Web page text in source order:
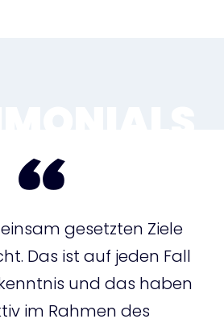
“gesetzten Ziele
Das ist auf jeden Fall
und das haben
im Rahmen des